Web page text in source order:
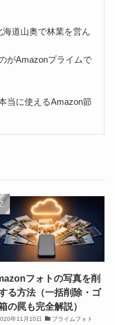
道山奥で林業を営ん
がAmazonプライムで
当に使えるAmazon節
フォトの写真を削
る方法（一括削除・ゴ
の罠も完全解説）
年11月10日 プライムフォト